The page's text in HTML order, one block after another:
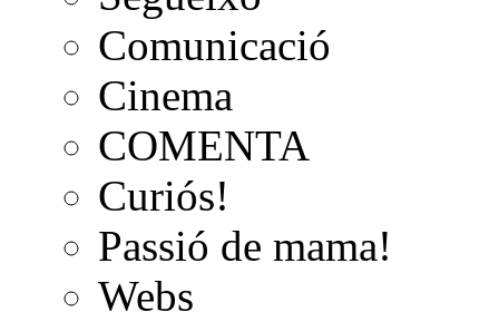
Comunicació
Cinema
COMENTA
Curiós!
Passió de mama!
Webs